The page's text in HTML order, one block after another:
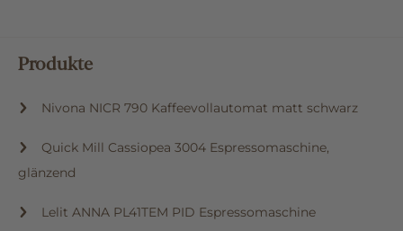
Produkte
Nivona NICR 790 Kaffeevollautomat matt schwarz
Quick Mill Cassiopea 3004 Espressomaschine,
glänzend
Lelit ANNA PL41TEM PID Espressomaschine